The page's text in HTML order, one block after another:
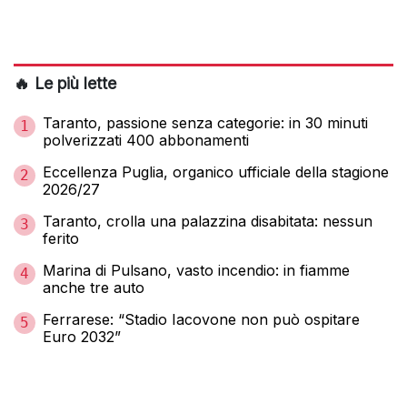
🔥 Le più lette
1
Taranto, passione senza categorie: in 30 minuti
polverizzati 400 abbonamenti
2
Eccellenza Puglia, organico ufficiale della stagione
2026/27
3
Taranto, crolla una palazzina disabitata: nessun
ferito
4
Marina di Pulsano, vasto incendio: in fiamme
anche tre auto
5
Ferrarese: “Stadio Iacovone non può ospitare
Euro 2032”